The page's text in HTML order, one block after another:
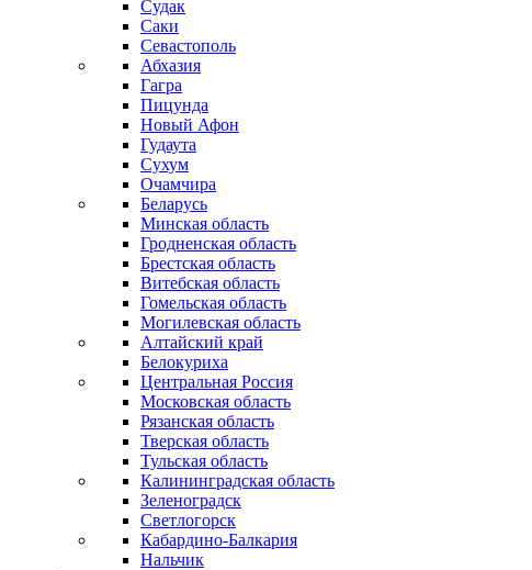
Судак
Саки
Севастополь
Абхазия
Гагра
Пицунда
Новый Афон
Гудаута
Сухум
Очамчира
Беларусь
Минская область
Гродненская область
Брестская область
Витебская область
Гомельская область
Могилевская область
Алтайский край
Белокуриха
Центральная Россия
Московская область
Рязанская область
Тверская область
Тульская область
Калининградская область
Зеленоградск
Светлогорск
Кабардино-Балкария
Нальчик